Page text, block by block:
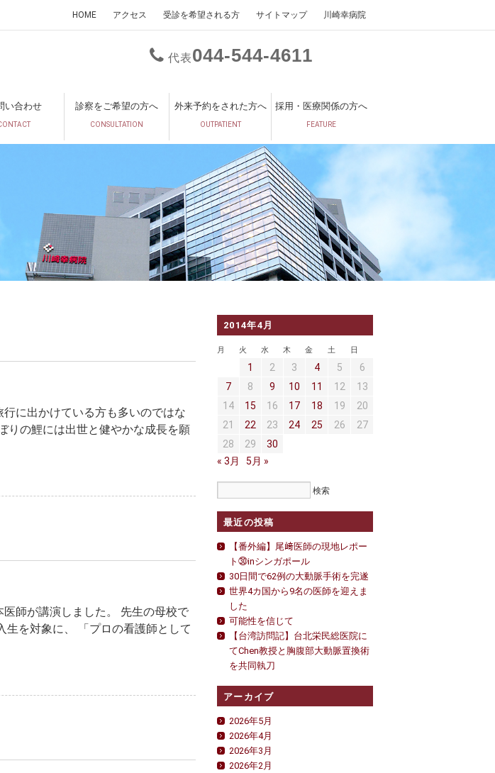
HOME アクセス 受診を希望される方 サイトマップ 川崎幸病院
代表044 544 4611
い合わせ 診察をご希望の方へ
CONSULTATION
外来予約をされた方へ
OUTPATIENT
採用・医療関係の方へ
FEATURE
に出かけている方も多いのではな
りの鯉には出世と健やかな成長を願
師が講演しました。 先生の母校で
を対象に、 「プロの看護師として
2014年4月
月 火 水 木 金 土 日
1 2 3 4 5
6
7
8 9 10 11 12
13
14
15 16 17 18 19
20
21
22 23 24 25 26
27
28
29
30
« 3月
5月 »
最近の投稿
【番外編】尾﨑医師の現地レポー
ト㉚inシンガポール
30日間で62例の大動脈手術を完遂
世界4カ国から9名の医師を迎えま
した
可能性を信じて
【台湾訪問記】台北栄民総医院に
てChen教授と胸腹部大動脈置換術
を共同執刀
アーカイブ
2026年5月
2026年4月
2026年3月
2026年2月